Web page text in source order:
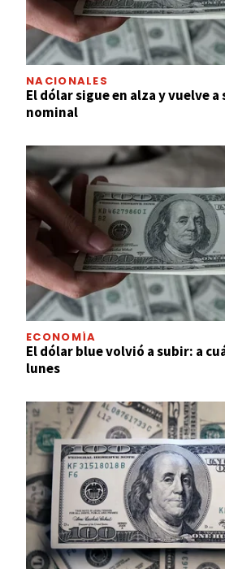
NACIONALES
El dólar sigue en alza y vuelve a
nominal
ECONOMÍA
El dólar blue volvió a subir: a
lunes